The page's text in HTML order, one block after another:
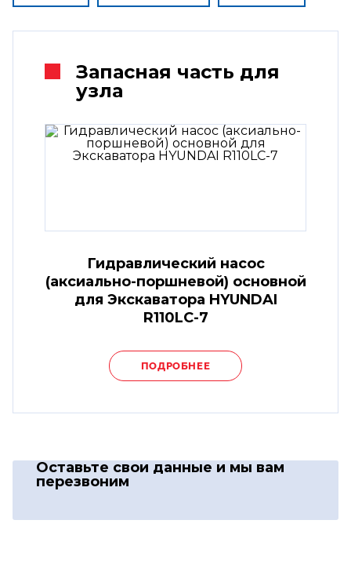
Запасная часть для
узла
Гидравлический насос
(аксиально-поршневой) основной
для Экскаватора HYUNDAI
R110LC-7
ПОДРОБНЕЕ
Оставьте свои данные и мы вам
перезвоним